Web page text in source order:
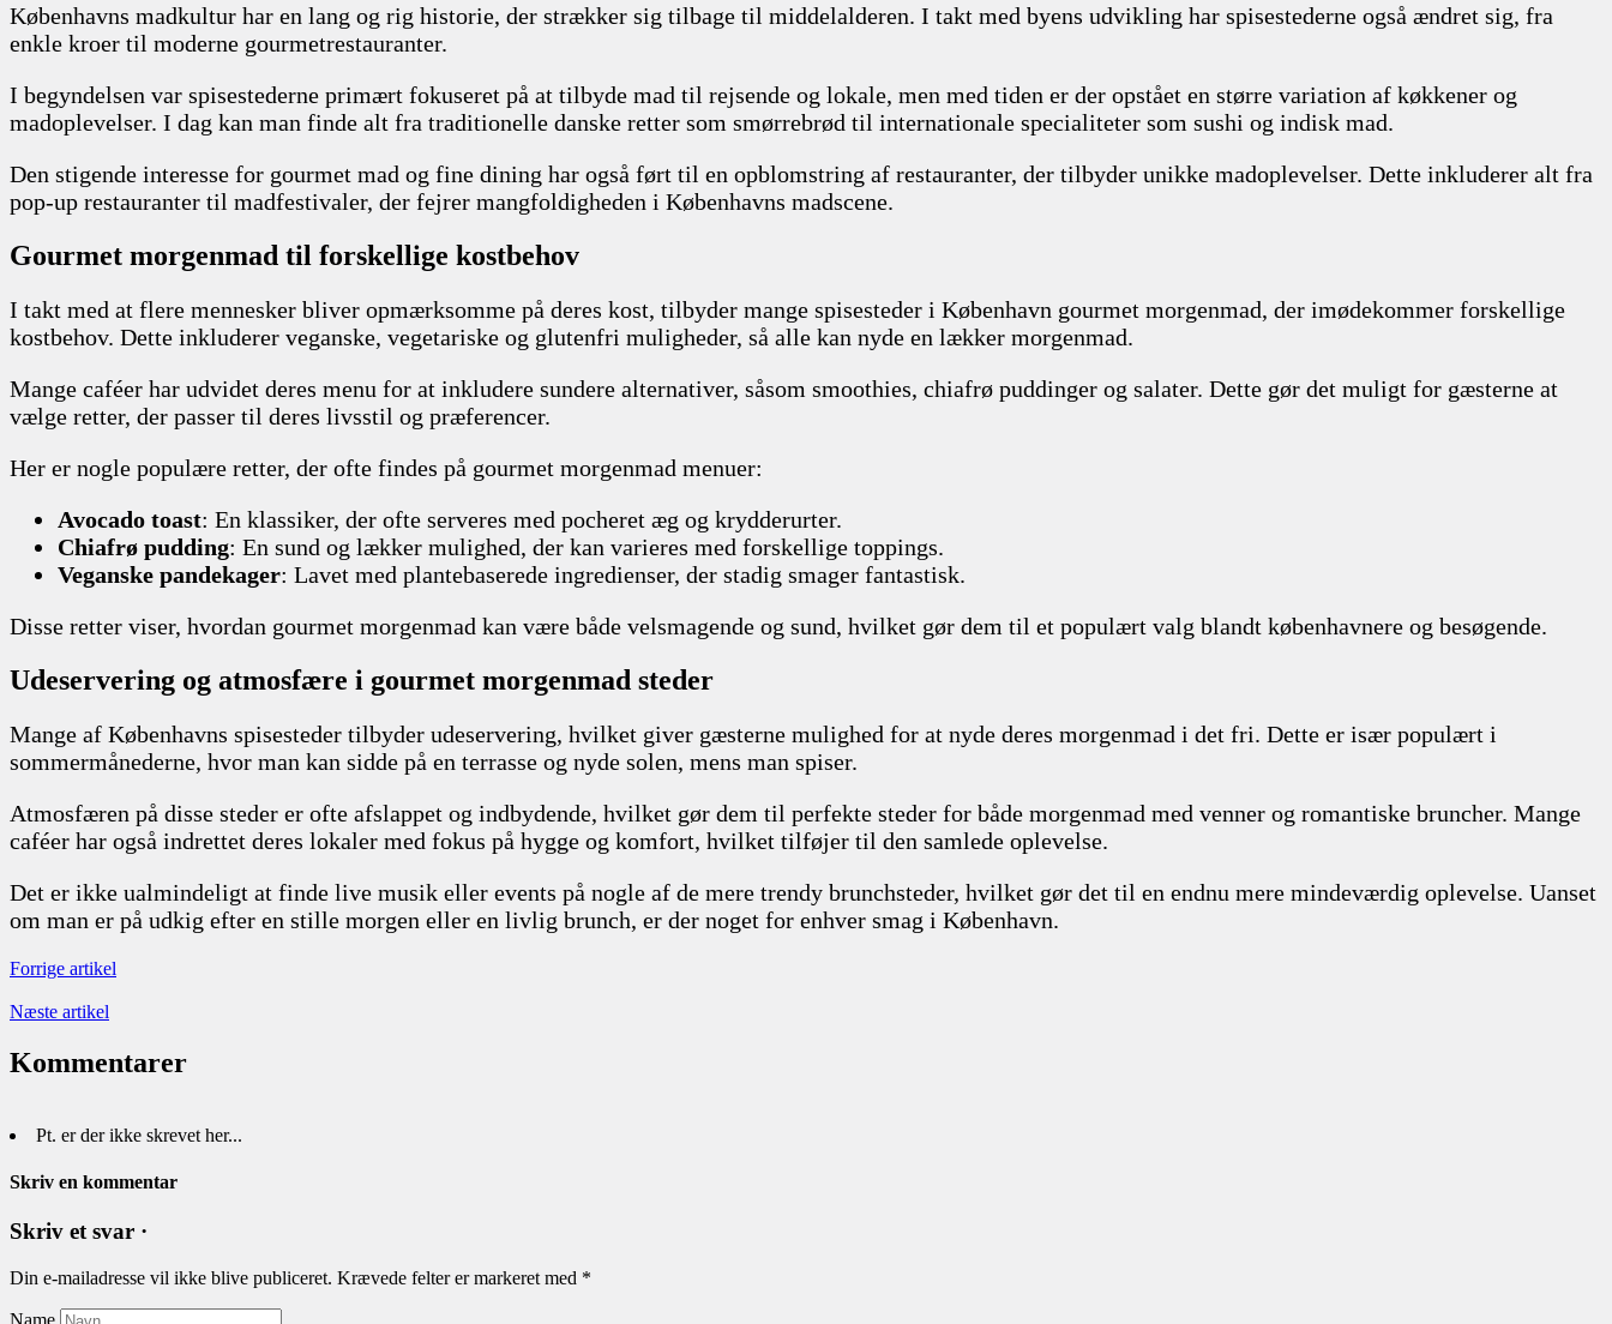
Københavns madkultur har en lang og rig historie, der strækker sig tilbage til middelalderen. I takt med byens udvikling har spisestederne også ændret sig, fra
enkle kroer til moderne gourmetrestauranter.
I begyndelsen var spisestederne primært fokuseret på at tilbyde mad til rejsende og lokale, men med tiden er der opstået en større variation af køkkener og
madoplevelser. I dag kan man finde alt fra traditionelle danske retter som smørrebrød til internationale specialiteter som sushi og indisk mad.
Den stigende interesse for gourmet mad og fine dining har også ført til en opblomstring af restauranter, der tilbyder unikke madoplevelser. Dette inkluderer alt fra
pop-up restauranter til madfestivaler, der fejrer mangfoldigheden i Københavns madscene.
Gourmet morgenmad til forskellige kostbehov
I takt med at flere mennesker bliver opmærksomme på deres kost, tilbyder mange spisesteder i København gourmet morgenmad, der imødekommer forskellige
kostbehov. Dette inkluderer veganske, vegetariske og glutenfri muligheder, så alle kan nyde en lækker morgenmad.
Mange caféer har udvidet deres menu for at inkludere sundere alternativer, såsom smoothies, chiafrø puddinger og salater. Dette gør det muligt for gæsterne at
vælge retter, der passer til deres livsstil og præferencer.
Her er nogle populære retter, der ofte findes på gourmet morgenmad menuer:
Avocado toast: En klassiker, der ofte serveres med pocheret æg og krydderurter.
Chiafrø pudding: En sund og lækker mulighed, der kan varieres med forskellige toppings.
Veganske pandekager: Lavet med plantebaserede ingredienser, der stadig smager fantastisk.
Disse retter viser, hvordan gourmet morgenmad kan være både velsmagende og sund, hvilket gør dem til et populært valg blandt københavnere og besøgende.
Udeservering og atmosfære i gourmet morgenmad steder
Mange af Københavns spisesteder tilbyder udeservering, hvilket giver gæsterne mulighed for at nyde deres morgenmad i det fri. Dette er især populært i
sommermånederne, hvor man kan sidde på en terrasse og nyde solen, mens man spiser.
Atmosfæren på disse steder er ofte afslappet og indbydende, hvilket gør dem til perfekte steder for både morgenmad med venner og romantiske bruncher. Mange
caféer har også indrettet deres lokaler med fokus på hygge og komfort, hvilket tilføjer til den samlede oplevelse.
Det er ikke ualmindeligt at finde live musik eller events på nogle af de mere trendy brunchsteder, hvilket gør det til en endnu mere mindeværdig oplevelse. Uanset
om man er på udkig efter en stille morgen eller en livlig brunch, er der noget for enhver smag i København.
Forrige artikel
Næste artikel
Kommentarer
Pt. er der ikke skrevet her...
Skriv en kommentar
Skriv et svar ·
Din e-mailadresse vil ikke blive publiceret. Krævede felter er markeret med *
Name